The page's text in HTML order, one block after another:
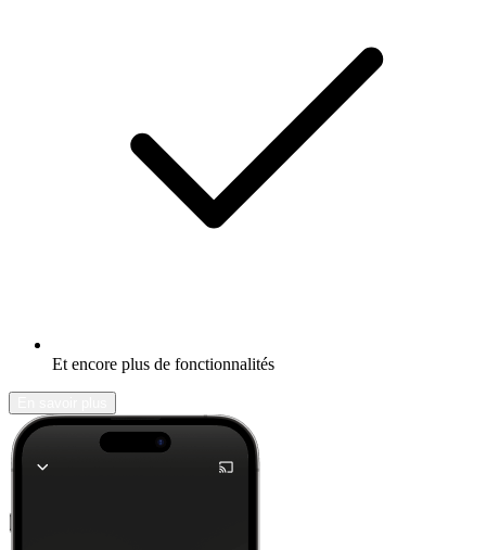
Et encore plus de fonctionnalités